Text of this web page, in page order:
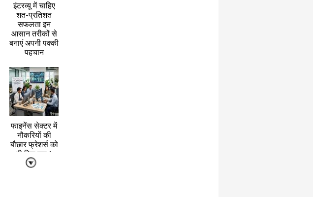
इंटरव्यू में चाहिए
शत-प्रतिशत
सफलता इन
आसान तरीकों से
बनाएं अपनी पक्की
पहचान
फाइनेंस सेक्टर में
नौकरियों की
बौछार फ्रेशर्स को
भी मिल रहा 1
लाख रुपये महीना